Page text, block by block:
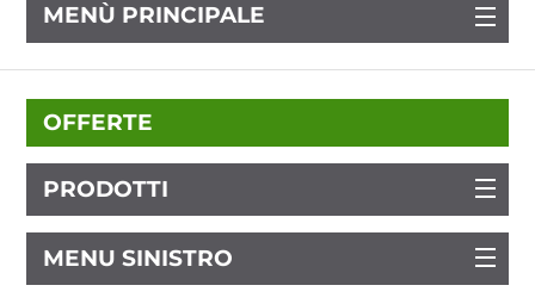
MENÙ PRINCIPALE
OFFERTE
PRODOTTI
MENU SINISTRO